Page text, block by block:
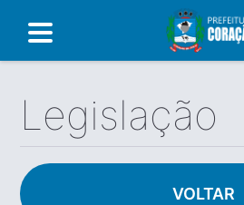
Legislação
VOLTAR